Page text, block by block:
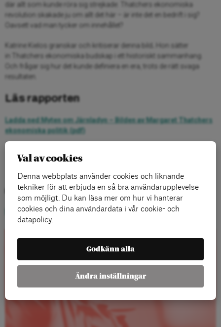
där allt som kunde röra sig strejkade. Thatchers ekonomiska
revolution skakade ju om allt det här – är inte det en bedrift i sig?
Oavsett vad man tycker om innehållet?
Katrine Kielos granskar och kritiserar denna bild
Hon sätter
in Thatchers ekonomiska budskap i ett historiskt sammanhang.
Och frågar sig hur det kunde definiera en era, trots de rätt svaga
resultaten.
Läs rapporten
Ladda ned Myten om Järnladyn – Bilden av Margaret Thatchers
ekonomiska politik (pdf)
Kategorier:
Ny Tid
Rapporter
Val av cookies
Denna webbplats använder cookies och liknande
tekniker för att erbjuda en så bra användarupplevelse
som möjligt. Du kan läsa mer om hur vi hanterar
cookies och dina användardata i vår cookie- och
datapolicy.
Godkänn alla
Ändra inställningar